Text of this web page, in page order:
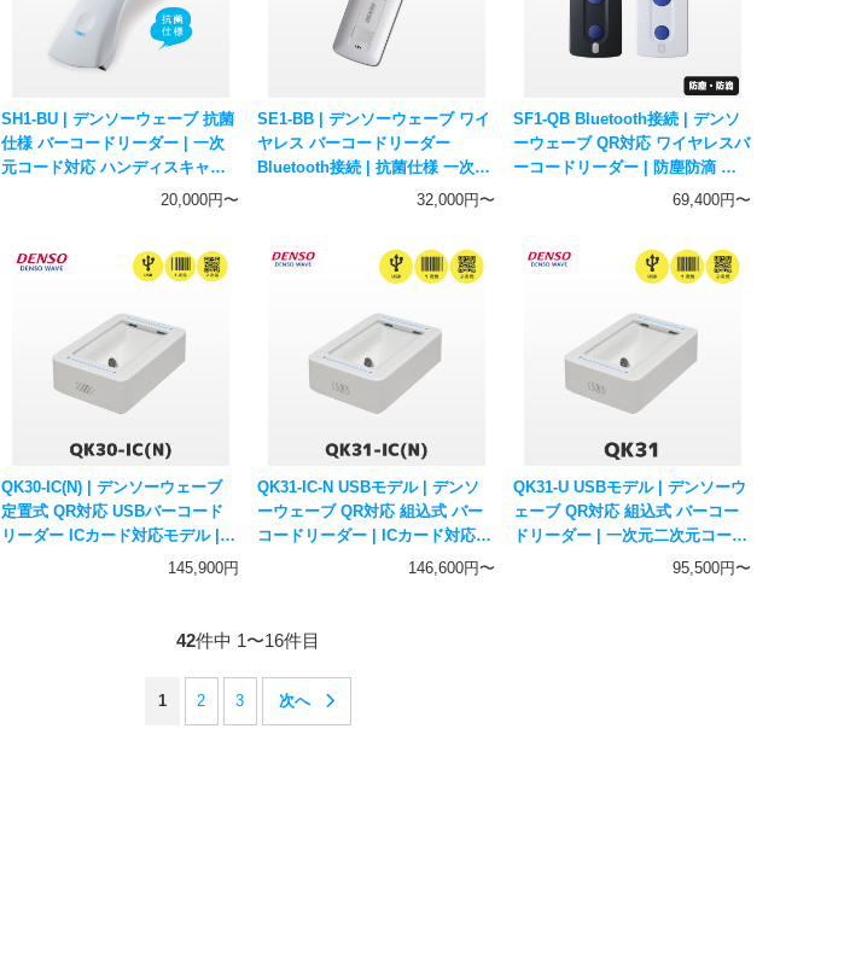
SH1-BU | デンソーウェーブ 抗菌
仕様 バーコードリーダー | 一次
元コード対応 ハンディスキャナ
20,000円〜
SE1-BB | デンソーウェーブ ワイ
ヤレス バーコードリーダー
Bluetooth接続 | 抗菌仕様 一次元
コード対応 バーコードリーダー
32,000円〜
SF1-QB Bluetooth接続 | デンソ
ーウェーブ QR対応 ワイヤレスバ
ーコードリーダー | 防塵防滴 一
次元二次元コード対応 ハンディ
69,400円〜
QK30-IC(N) | デンソーウェーブ
定置式 QR対応 USBバーコード
リーダー ICカード対応モデル |
DENSO WAVE 一次元二次元コー
145,900円
QK31-IC-N USBモデル | デンソ
ーウェーブ QR対応 組込式 バー
コードリーダー | ICカード対応
一次元二次元コード対応 ハンデ
146,600円〜
QK31-U USBモデル | デンソーウ
ェーブ QR対応 組込式 バーコー
ドリーダー | 一次元二次元コード
対応 固定式スキャナー DENSO
95,500円〜
42件中 1〜16件目
1 2 3